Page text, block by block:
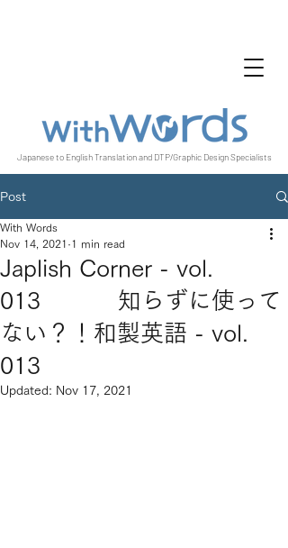
Japanese to English Translation and DTP/Graphic Design Specialists
Post
Japlish Corner - vol.
013 知らずに使って
ない？！和製英語 - vol.
013
With Words
Nov 14, 2021 1 min read
Updated: Nov 17, 2021